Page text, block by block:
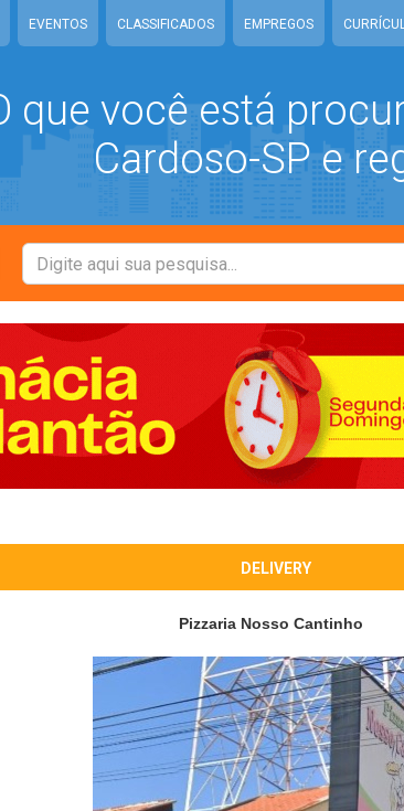
EVENTOS CLASSIFICADOS EMPREGOS
que você está
Cardoso-SP e
DELIVERY
Pizzaria Nosso Cantinho